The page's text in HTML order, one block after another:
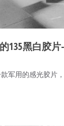
135黑白胶
军用的感光胶片